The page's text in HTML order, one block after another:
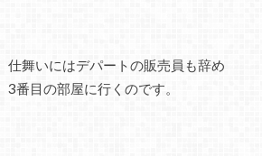
仕舞いにはデパートの販売員も辞め
3番目の部屋に行くのです。